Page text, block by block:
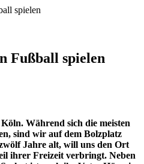
spielen
Fußball spielen
Während sich die meisten
sind wir auf dem Bolzplatz
Jahre alt, will uns den Ort
ihrer Freizeit verbringt. Neben